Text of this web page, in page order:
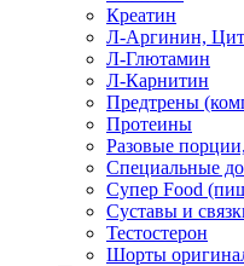
Креатин
Л-Аргинин,
Л-Глютамин
Л-Карнитин
Предтрены
Протеины
Разовые
Специальные
Супер Food
Суставы и
Тестостерон
Шорты